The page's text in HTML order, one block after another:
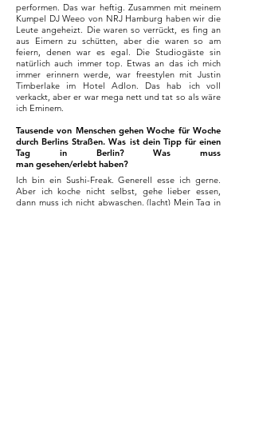
performen. Das war heftig. Zusammen mit meinem
Kumpel DJ Weeo von NRJ Hamburg haben wir die
Leute angeheizt. Die waren so verrückt, es fing an
aus Eimern zu schütten, aber die waren so am
feiern, denen war es egal. Die Studiogäste sin
natürlich auch immer top. Etwas an das ich mich
immer erinnern werde, war freestylen mit Justin
Timberlake im Hotel Adlon. Das hab ich voll
verkackt, aber er war mega nett und tat so als wäre
ich Eminem.
Tausende von Menschen gehen Woche für Woche
durch Berlins Straßen. Was ist dein Tipp für einen
Tag in Berlin? Was muss
man gesehen/erlebt haben?
Ich bin ein Sushi-Freak. Generell esse ich gerne.
Aber ich koche nicht selbst, gehe lieber essen,
dann muss ich nicht abwaschen. (lacht) Mein Tag in